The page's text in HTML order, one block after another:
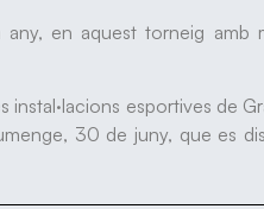
any, en aquest torneig amb
esportives de
30 de juny, que es